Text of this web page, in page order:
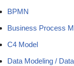
BPMN
Business Process
C4 Model
Data Modeling /